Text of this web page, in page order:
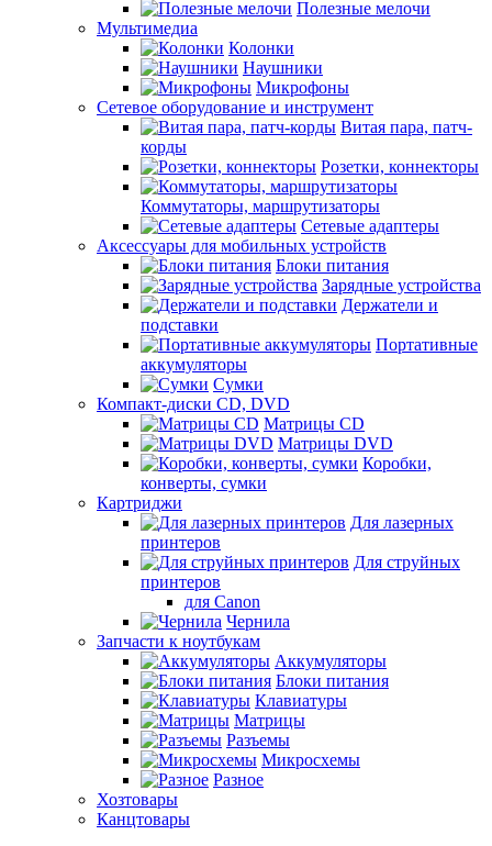
Полезные мелочи
Мультимедиа
Колонки
Наушники
Микрофоны
Сетевое оборудование и инструмент
Витая пара, патч-
корды
Розетки, коннекторы
Коммутаторы, маршрутизаторы
Сетевые адаптеры
Аксессуары для мобильных устройств
Блоки питания
Зарядные устройства
Держатели и
подставки
Портативные
аккумуляторы
Сумки
Компакт-диски CD, DVD
Матрицы CD
Матрицы DVD
Коробки,
конверты, сумки
Картриджи
Для лазерных
принтеров
Для струйных
принтеров
для Canon
Чернила
Запчасти к ноутбукам
Аккумуляторы
Блоки питания
Клавиатуры
Матрицы
Разъемы
Микросхемы
Разное
Хозтовары
Канцтовары